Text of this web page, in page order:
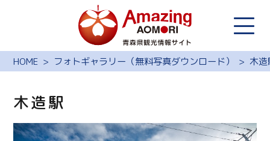
HOME フォトギャラリー（無料写真ダウンロード） 木造
木造駅